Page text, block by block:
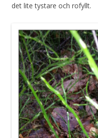
det lite tystare och rofyllt.